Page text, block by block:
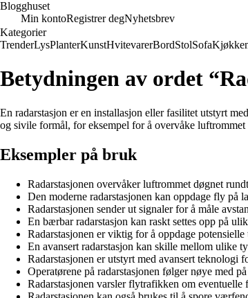
Blogghuset
Min kontoRegistrer degNyhetsbrev
Kategorier
TrenderLysPlanterKunstHvitevarerBordStolSofa
Betydningen av ordet
En radarstasjon er en installasjon eller fasilitet utstyrt
og sivile formål, for eksempel for å overvåke
Eksempler på bruk
Radarstasjonen overvåker luftrommet døgnet
Den moderne radarstasjonen kan oppdage fly på
Radarstasjonen sender ut signaler for å måle
En bærbar radarstasjon kan raskt settes opp på
Radarstasjonen er viktig for å oppdage
En avansert radarstasjon kan skille mellom ulike
Radarstasjonen er utstyrt med avansert teknologi
Operatørene på radarstasjonen følger nøye med
Radarstasjonen varsler flytrafikken om eventuelle